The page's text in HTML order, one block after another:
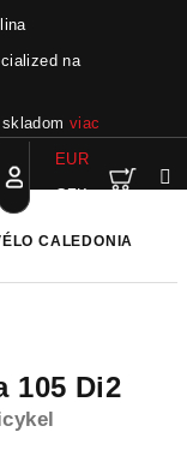
na
viac
Prihlásenie
EUR
CZK
CALEDONIA
105 Di2